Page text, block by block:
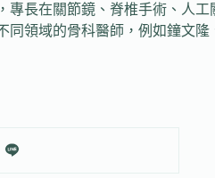
長在關節鏡、脊椎手術、人
領域的骨科醫師，例如鐘文